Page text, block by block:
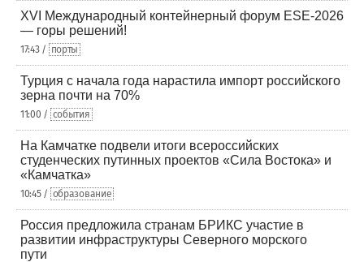
XVI Международный контейнерный форум ESE-2026
— горы решений!
17:43 / порты
Турция с начала года нарастила импорт российского
зерна почти на 70%
11:00 / события
На Камчатке подвели итоги всероссийских
студенческих путинных проектов «Сила Востока» и
«Камчатка»
10:45 / образование
Россия предложила странам БРИКС участие в
развитии инфраструктуры Северного морского
пути